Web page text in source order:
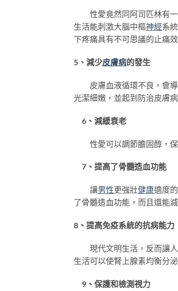
性愛竟然同阿司匹林有一
生活能刺激大腦中樞神經系
下疼痛具有不可思議的止痛
5、減少皮膚病的發生
皮膚血液循環不良，會導
光潔細嫩，並起到防治皮膚
6、減緩衰老
性愛可以調節膽固醇，保
7、提高了骨髓造血功能
讓男性更強壯健康適度
了骨髓造血功能，而且還能
8、提高免疫系統的抗病能力
現代文明生活，反而讓人
生活可以使腎上腺素均衡分
9、保護和檢測視力